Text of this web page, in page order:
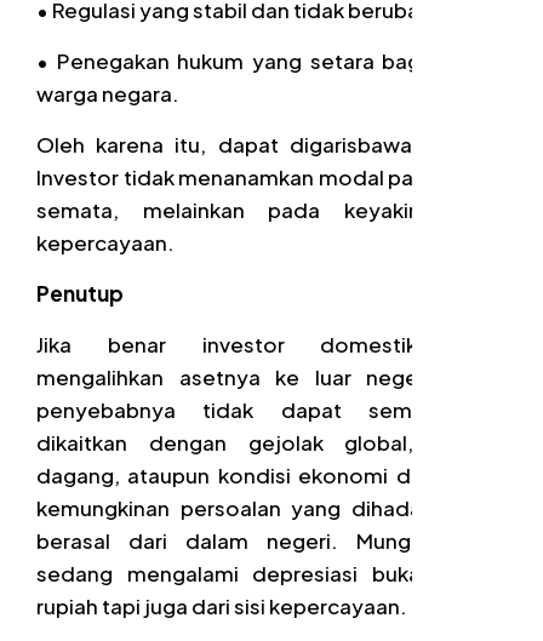
• Regulasi yang stabil dan tidak berubah-ubah.
• Penegakan hukum yang setara bagi seluruh
warga negara.
Oleh karena itu, dapat digarisbawahi bahwa
Investor tidak menanamkan modal pada beton
semata, melainkan pada keyakinan dan
kepercayaan.
Penutup
Jika benar investor domestik mulai
mengalihkan asetnya ke luar negeri, maka
penyebabnya tidak dapat semata-mata
dikaitkan dengan gejolak global, perang
dagang, ataupun kondisi ekonomi dunia. Ada
kemungkinan persoalan yang dihadapi justru
berasal dari dalam negeri. Mungkin yang
sedang mengalami depresiasi bukan hanya
rupiah tapi juga dari sisi kepercayaan.